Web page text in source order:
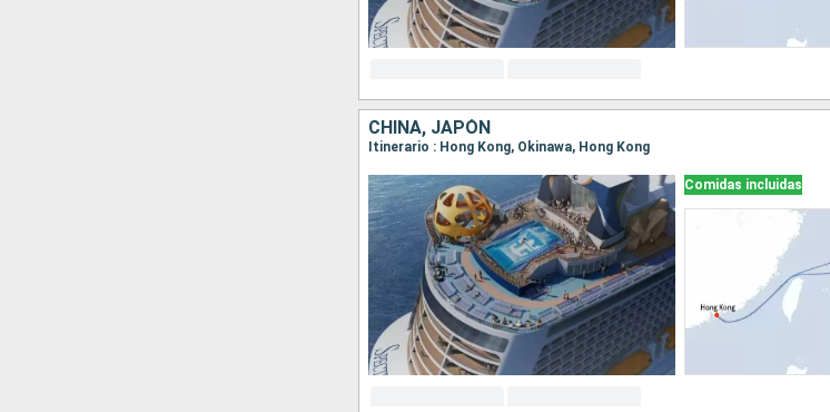
CHINA, JAPÓN
Itinerario : Hong Kong, Okinawa, Hong Kong
Comidas incluidas